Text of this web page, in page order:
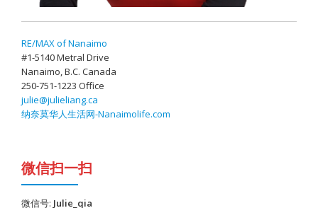
RE/MAX of Nanaimo
#1-5140 Metral Drive
Nanaimo, B.C. Canada
250-751-1223 Office
julie@julieliang.ca
纳奈莫华人生活网-Nanaimolife.com
微信扫一扫
微信号: Julie_qia